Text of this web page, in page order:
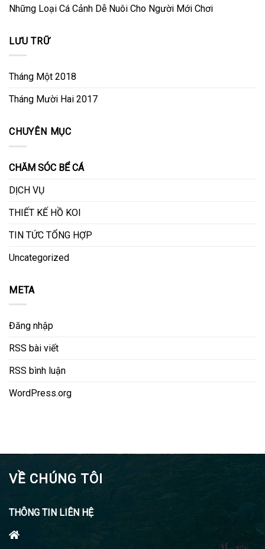
Những Loại Cá Cảnh Dễ Nuôi Cho Người Mới Chơi
LƯU TRỮ
Tháng Một 2018
Tháng Mười Hai 2017
CHUYÊN MỤC
CHĂM SÓC BỂ CÁ
DỊCH VỤ
THIẾT KẾ HỒ KOI
TIN TỨC TỔNG HỢP
Uncategorized
META
Đăng nhập
RSS bài viết
RSS bình luận
WordPress.org
VỀ CHÚNG TÔI
THÔNG TIN LIÊN HỆ